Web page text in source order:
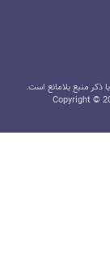
منبع بلامانع است.
Copyright ©